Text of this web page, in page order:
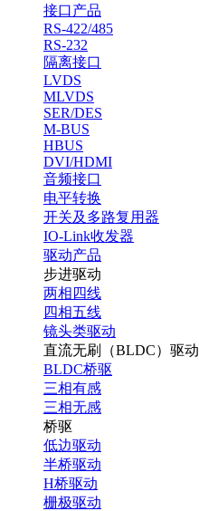
接口产品
RS-422/485
RS-232
隔离接口
LVDS
MLVDS
SER/DES
M-BUS
HBUS
DVI/HDMI
音频接口
电平转换
开关及多路复用器
IO-Link收发器
驱动产品
步进驱动
两相四线
四相五线
镜头类驱动
直流无刷（BLDC）驱动
BLDC桥驱
三相有感
三相无感
桥驱
低边驱动
半桥驱动
H桥驱动
栅极驱动